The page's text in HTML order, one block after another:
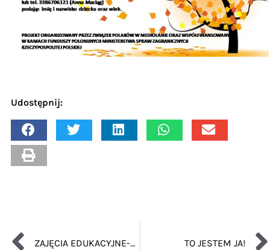
Udostępnij:
ZAJĘCIA EDUKACYJNE-LATO CZEKA TO JESTEM JA!